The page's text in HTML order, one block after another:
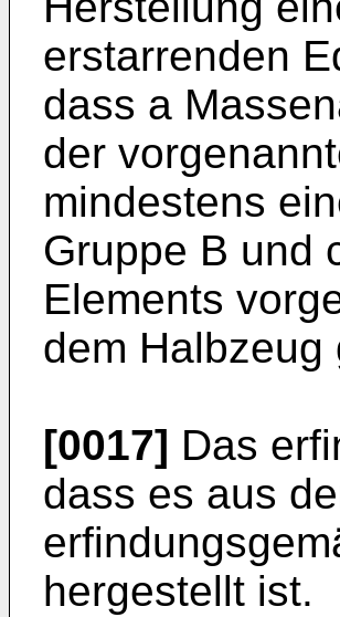
erstarrenden
dass a
der
mindestens
Gruppe B und
Elements
dem
[0017] Das
dass es aus
hergestellt ist.